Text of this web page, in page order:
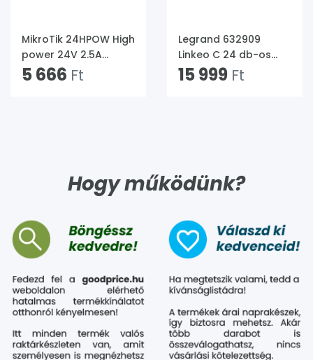
MikroTik 24HPOW High
power 24V 2.5A
Tápegység
5 666 Ft
Legrand 632909
Linkeo C 24 db-os
Cat6 árnyékolatlan
15 999 Ft
Hogy működünk?